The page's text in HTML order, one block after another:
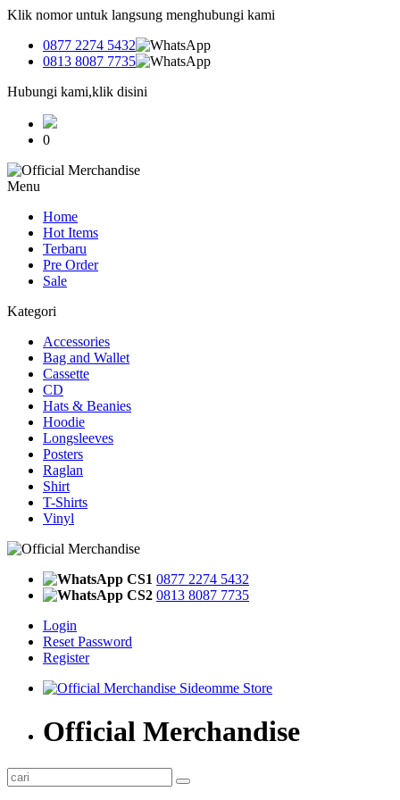
Klik nomor untuk langsung menghubungi kami
0877 2274 5432
0813 8087 7735
Hubungi kami,klik disini
0
Menu
Home
Hot Items
Terbaru
Pre Order
Sale
Kategori
Accessories
Bag and Wallet
Cassette
CD
Hats & Beanies
Hoodie
Longsleeves
Posters
Raglan
Shirt
T-Shirts
Vinyl
CS1 0877 2274 5432
CS2 0813 8087 7735
Login
Reset Password
Register
Official Merchandise